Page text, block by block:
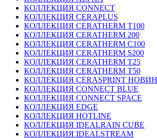
КОЛЛЕКЦИЯ CONNECT
КОЛЛЕКЦИЯ CERAPLUS
КОЛЛЕКЦИЯ CERATHERM T100
КОЛЛЕКЦИЯ CERATHERM 200
КОЛЛЕКЦИЯ CERATHERM C100
КОЛЛЕКЦИЯ CERATHERM S200
КОЛЛЕКЦИЯ CERATHERM T25
КОЛЛЕКЦИЯ CERATHERM T50
КОЛЛЕКЦИЯ CERASPRINT
КОЛЛЕКЦИЯ CONNECT BLUE
КОЛЛЕКЦИЯ CONNECT SPACE
КОЛЛЕКЦИЯ EDGE
КОЛЛЕКЦИЯ HOTLINE
КОЛЛЕКЦИЯ IDEALRAIN CUBE
КОЛЛЕКЦИЯ IDEALSTREAM